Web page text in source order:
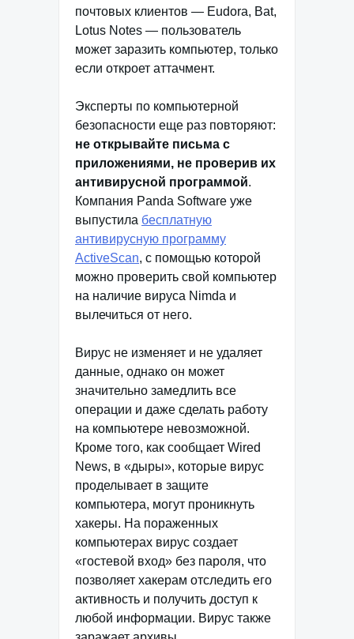
почтовых клиентов — Eudora, Bat,
Lotus Notes — пользователь
может заразить компьютер, только
если откроет аттачмент.
Эксперты по компьютерной
безопасности еще раз повторяют:
не открывайте письма с
приложениями, не проверив их
антивирусной программой.
Компания Panda Software уже
выпустила бесплатную
антивирусную программу
ActiveScan, с помощью которой
можно проверить свой компьютер
на наличие вируса Nimda и
вылечиться от него.
Вирус не изменяет и не удаляет
данные, однако он может
значительно замедлить все
операции и даже сделать работу
на компьютере невозможной.
Кроме того, как сообщает Wired
News, в «дыры», которые вирус
проделывает в защите
компьютера, могут проникнуть
хакеры. На пораженных
компьютерах вирус создает
«гостевой вход» без пароля, что
позволяет хакерам отследить его
активность и получить доступ к
любой информации. Вирус также